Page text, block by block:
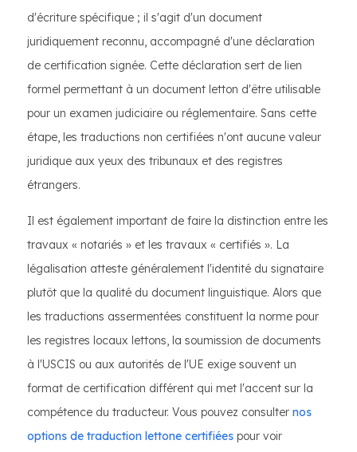
d'écriture spécifique ; il s'agit d'un document
juridiquement reconnu, accompagné d'une déclaration
de certification signée. Cette déclaration sert de lien
formel permettant à un document letton d'être utilisable
pour un examen judiciaire ou réglementaire. Sans cette
étape, les traductions non certifiées n'ont aucune valeur
juridique aux yeux des tribunaux et des registres
étrangers.
Il est également important de faire la distinction entre les
travaux « notariés » et les travaux « certifiés ». La
légalisation atteste généralement l'identité du signataire
plutôt que la qualité du document linguistique. Alors que
les traductions assermentées constituent la norme pour
les registres locaux lettons, la soumission de documents
à l'USCIS ou aux autorités de l'UE exige souvent un
format de certification différent qui met l'accent sur la
compétence du traducteur. Vous pouvez consulter nos
options de traduction lettone certifiées pour voir